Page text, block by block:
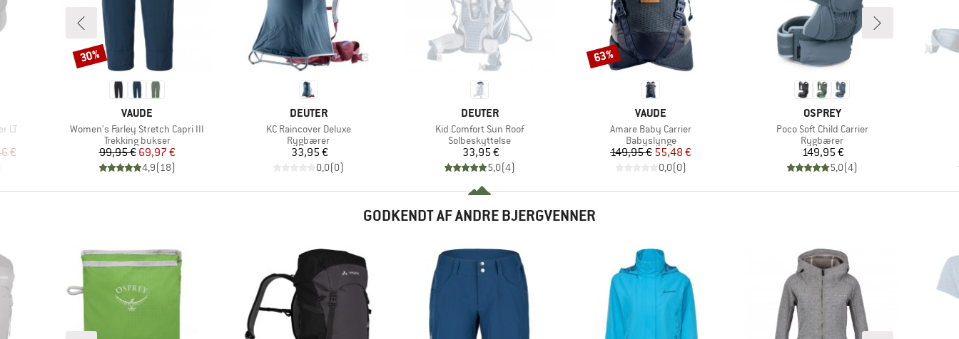
LT
€
MÆRKE
VAUDE
Artikel
Women's Farley Stretch Capri III
Produktgruppe
Trekking bukser
Pris
99,95 €Nedsat pris
69,97 €
4,9(18)
Rabat
30%
MÆRKE
DEUTER
Artikel
KC Raincover Deluxe
Produktgruppe
Rygbærer
Pris
33,95 €
0,0(0)
MÆRKE
DEUTER
Artikel
Kid Comfort Sun Roof
Produktgruppe
Solbeskyttelse
Pris
33,95 €
5,0(4)
MÆRKE
VAUDE
Artikel
Amare Baby Carrier
Produktgruppe
Babyslynge
Pris
149,95 €Nedsat pris
55,48 €
0,0(0)
Rabat
63%
MÆRKE
OSPREY
Artikel
Poco Soft Child Carrier
Produktgruppe
Rygbærer
Pris
149,95 €
5,0(4)
GODKENDT AF ANDRE BJERGVENNER